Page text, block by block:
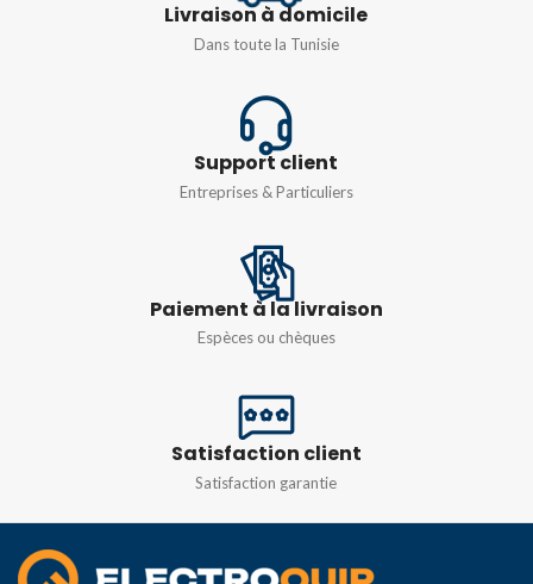
DIMENSIONS
16MM
Livraison à domicile
Dans toute la Tunisie
Support client
Entreprises & Particuliers
Paiement à la livraison
Espèces ou chèques
Satisfaction client
Satisfaction garantie